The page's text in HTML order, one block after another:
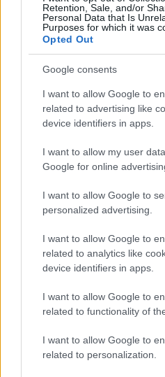
Retention, Sale, and/or
Personal Data that Is
Purposes for which it was
Opted Out
Google consents
I want to allow Google to
related to advertising like
device identifiers in apps.
I want to allow my user
Google for online
I want to allow Google to
personalized advertising.
I want to allow Google to
related to analytics like
device identifiers in apps.
I want to allow Google to
related to functionality of
I want to allow Google to
related to personalization.
Nagy igazolás - Sokszoros
Fehérvárhoz
Miért kulcsfontosságú a
egészségügyi